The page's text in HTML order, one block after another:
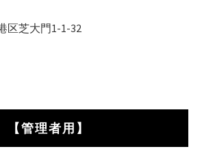
区芝大門1-1-32
【管理者用】